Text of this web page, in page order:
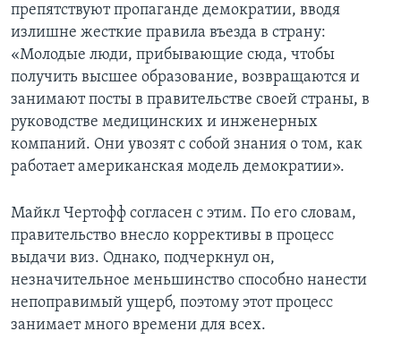
препятствуют пропаганде демократии, вводя
излишне жесткие правила въезда в страну:
«Молодые люди, прибывающие сюда, чтобы
получить высшее образование, возвращаются и
занимают посты в правительстве своей страны, в
руководстве медицинских и инженерных
компаний. Они увозят с собой знания о том, как
работает американская модель демократии».
Майкл Чертофф согласен с этим. По его словам,
правительство внесло коррективы в процесс
выдачи виз. Однако, подчеркнул он,
незначительное меньшинство способно нанести
непоправимый ущерб, поэтому этот процесс
занимает много времени для всех.